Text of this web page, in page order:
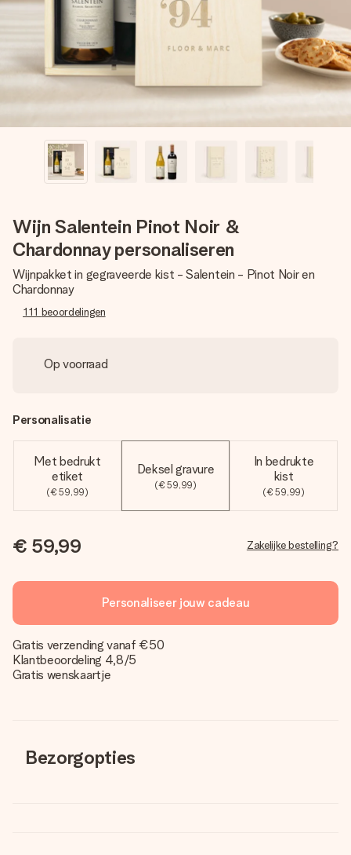
jullie foto of een boodschap die raakt. Zonder gedoe, maar
met alle aandacht voor het moment.
Wijn Salentein Pinot Noir &
Chardonnay personaliseren
Wijnpakket in gegraveerde kist - Salentein - Pinot Noir en
Chardonnay
111 beoordelingen
Op voorraad
Personalisatie
Met bedrukt
etiket
(€ 59,99)
Deksel gravure
(€ 59,99)
In bedrukte
kist
(€ 59,99)
€ 59,99 Zakelijke bestelling?
Personaliseer jouw cadeau
Gratis verzending vanaf €50
Klantbeoordeling 4,8/5
Gratis wenskaartje
Bezorgopties